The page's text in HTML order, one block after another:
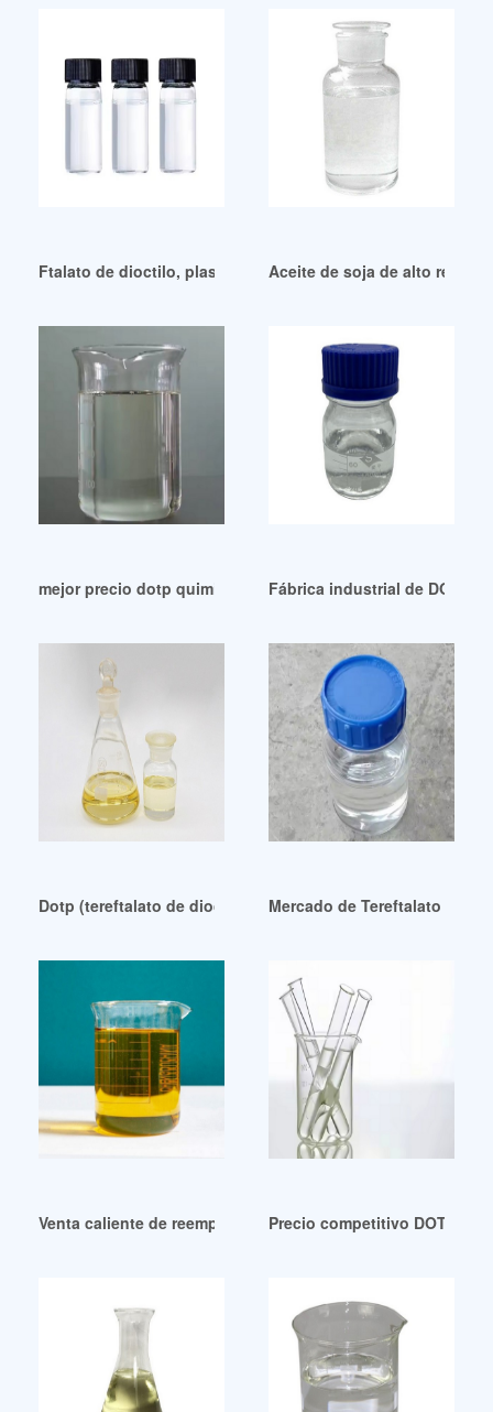
Ftalato de dioctilo, plastificante de PVC de China de alto
Aceite de soja de alto
mejor precio dotp quimico dotp quimico bolivia
Fábrica industrial de DOTP
Dotp (tereftalato de dioctilo) ecológico y ecológico
Mercado de Tereftalato de
Venta caliente de reemplazo de punto PTP Sustitución de
Precio competitivo DOTP